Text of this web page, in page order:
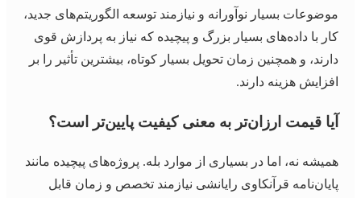
موضوعات بسیار نوآورانه و نیازمند توسعه الگوریتم‌های جدید،
کار با داده‌های بسیار بزرگ و پیچیده که نیاز به پردازش قوی
دارند، و همچنین زمان تحویل بسیار کوتاه، بیشترین تأثیر را بر
افزایش هزینه دارند.
آیا قیمت ارزان‌تر به معنی کیفیت پایین‌تر است؟
همیشه نه، اما در بسیاری از موارد بله. پروژه‌های پیچیده مانند
پایان‌نامه قرآنکاوی رایانشی نیازمند تخصص و زمان قابل